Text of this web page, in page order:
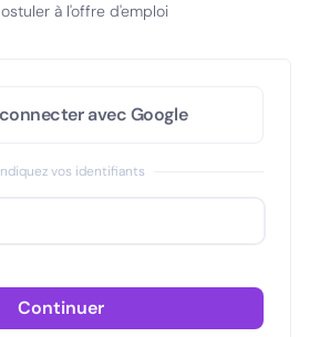
à l'offre d'emploi
avec Google
vos identifiants
Continuer